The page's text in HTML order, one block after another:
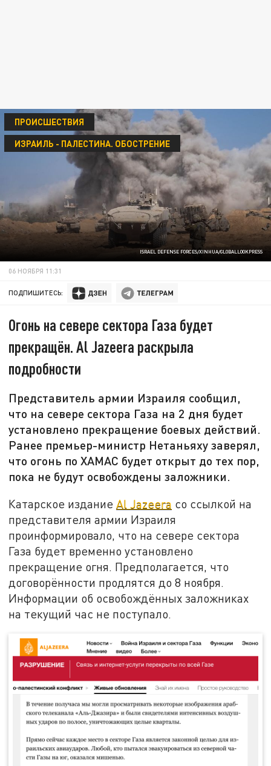
ISRAEL DEFENSE FORCES/XINHUA/GLOBALLOOKPRESS
ПРОИСШЕСТВИЯ
ИЗРАИЛЬ - ПАЛЕСТИНА. ОБОСТРЕНИЕ
06 НОЯБРЯ 11:31
ПОДПИШИТЕСЬ:
Огонь на севере сектора Газа будет
прекращён. Al Jazeera раскрыла
подробности
Представитель армии Израиля сообщил,
что на севере сектора Газа на 2 дня будет
установлено прекращение боевых действий.
Ранее премьер-министр Нетаньяху заверял,
что огонь по ХАМАС будет открыт до тех пор,
пока не будут освобождены заложники.
Катарское изданиеAl Jazeera со ссылкой на
представителя армии Израиля
проинформировало, что на севере сектора
Газа будет временно установлено
прекращение огня. Предполагается, что
договорённости продлятся до 8 ноября.
Информации об освобождённых заложниках
на текущий час не поступало.